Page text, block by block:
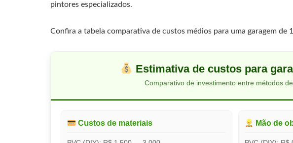
pintores especializados.
Confira a tabela comparativa de custos médios para uma garagem de
Estimativa de custos para
Comparativo de investimento entre métodos
Custos de materiais Mão de